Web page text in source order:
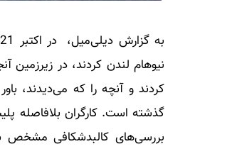
نیوهام لندن کردند، در زیرزمین
کردند و آنچه را که می‌دیدند،
گذشته است. کارگران بلافاصله